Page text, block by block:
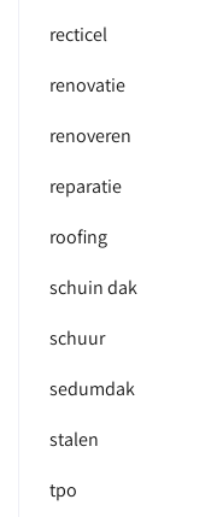
recticel
renovatie
renoveren
reparatie
roofing
schuin dak
schuur
sedumdak
stalen
tpo